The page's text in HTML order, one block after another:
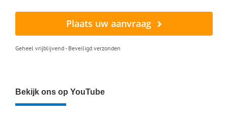
verschil van opbrengst is echt goed te zien in de app.
Erik Bakker uit Zwolle
Plaats uw aanvraag
Geheel vrijblijvend - Beveiligd verzonden
Bekijk ons op YouTube